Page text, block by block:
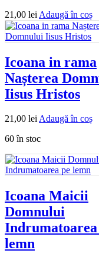
21,00 lei Adaugă în coș
Icoana in rama
Nașterea
Iisus Hristos
21,00 leiAdaugă în coș
60 în stoc
Icoana Maicii
Domnului
Indrumatoarea
lemn